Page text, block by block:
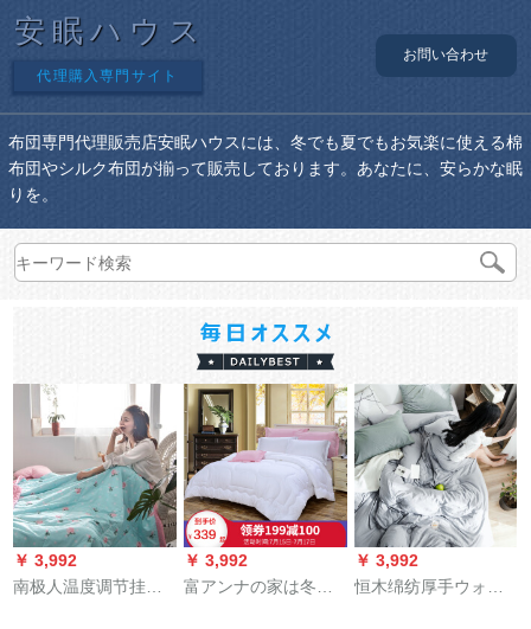
安眠ハウス
代理購入専門サイト
お問い合わせ
布団専門代理販売店安眠ハウスには、冬でも夏でもお気楽に使える棉
布団やシルク布団が揃って販売しております。あなたに、安らかな眠
りを。
￥ 3,992
南极人温度调节挂け
￥ 3,992
富アンナの家は冬を
￥ 3,992
恒木绵纺厚手ウォー